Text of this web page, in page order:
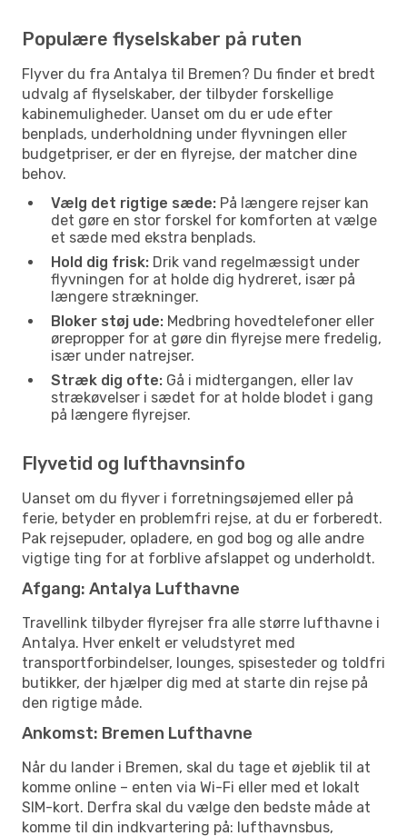
Populære flyselskaber på ruten
Flyver du fra Antalya til Bremen? Du finder et bredt
udvalg af flyselskaber, der tilbyder forskellige
kabinemuligheder. Uanset om du er ude efter
benplads, underholdning under flyvningen eller
budgetpriser, er der en flyrejse, der matcher dine
behov.
Vælg det rigtige sæde: På længere rejser kan
det gøre en stor forskel for komforten at vælge
et sæde med ekstra benplads.
Hold dig frisk: Drik vand regelmæssigt under
flyvningen for at holde dig hydreret, især på
længere strækninger.
Bloker støj ude: Medbring hovedtelefoner eller
ørepropper for at gøre din flyrejse mere fredelig,
især under natrejser.
Stræk dig ofte: Gå i midtergangen, eller lav
strækøvelser i sædet for at holde blodet i gang
på længere flyrejser.
Flyvetid og lufthavnsinfo
Uanset om du flyver i forretningsøjemed eller på
ferie, betyder en problemfri rejse, at du er forberedt.
Pak rejsepuder, opladere, en god bog og alle andre
vigtige ting for at forblive afslappet og underholdt.
Afgang: Antalya Lufthavne
Travellink tilbyder flyrejser fra alle større lufthavne i
Antalya. Hver enkelt er veludstyret med
transportforbindelser, lounges, spisesteder og toldfri
butikker, der hjælper dig med at starte din rejse på
den rigtige måde.
Ankomst: Bremen Lufthavne
Når du lander i Bremen, skal du tage et øjeblik til at
komme online – enten via Wi-Fi eller med et lokalt
SIM-kort. Derfra skal du vælge den bedste måde at
komme til din indkvartering på: lufthavnsbus,